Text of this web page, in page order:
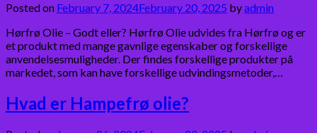
Posted on February 7, 2024February 20, 2025 byadmin
Hørfrø Olie – Godt eller? Hørfrø Olie udvides fra Hørfrø og er
et produkt med mange gavnlige egenskaber og forskellige
anvendelsesmuligheder. Der findes forskellige produkter på
markedet, som kan have forskellige udvindingsmetoder,…
Hvad er Hampefrø olie?